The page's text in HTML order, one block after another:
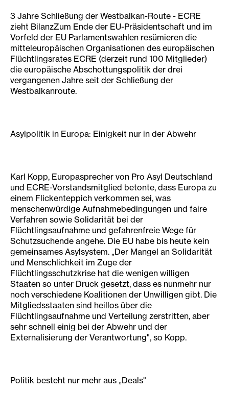
3 Jahre Schließung der Westbalkan-Route - ECRE
zieht BilanzZum Ende der EU-Präsidentschaft und im
Vorfeld der EU Parlamentswahlen resümieren die
mitteleuropäischen Organisationen des europäischen
Flüchtlingsrates ECRE (derzeit rund 100 Mitglieder)
die europäische Abschottungspolitik der drei
vergangenen Jahre seit der Schließung der
Westbalkanroute.
Asylpolitik in Europa: Einigkeit nur in der Abwehr
Karl Kopp, Europasprecher von Pro Asyl Deutschland
und ECRE-Vorstandsmitglied betonte, dass Europa zu
einem Flickenteppich verkommen sei, was
menschenwürdige Aufnahmebedingungen und faire
Verfahren sowie Solidarität bei der
Flüchtlingsaufnahme und gefahrenfreie Wege für
Schutzsuchende angehe. Die EU habe bis heute kein
gemeinsames Asylsystem. „Der Mangel an Solidarität
und Menschlichkeit im Zuge der
Flüchtlingsschutzkrise hat die wenigen willigen
Staaten so unter Druck gesetzt, dass es nunmehr nur
noch verschiedene Koalitionen der Unwilligen gibt. Die
Mitgliedsstaaten sind heillos über die
Flüchtlingsaufnahme und Verteilung zerstritten, aber
sehr schnell einig bei der Abwehr und der
Externalisierung der Verantwortung", so Kopp.
Politik besteht nur mehr aus „Deals"